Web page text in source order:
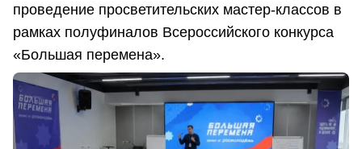
проведение просветительских мастер-классов в
рамках полуфиналов Всероссийского конкурса
«Большая перемена».